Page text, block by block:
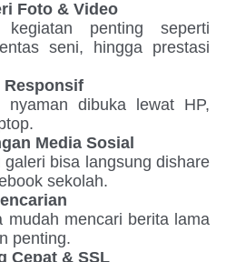
Foto & Video
kegiatan penting seperti
seni, hingga prestasi
Responsif
nyaman dibuka lewat HP,
Media Sosial
bisa langsung dishare
sekolah.
mudah mencari berita lama
penting.
Cepat & SSL